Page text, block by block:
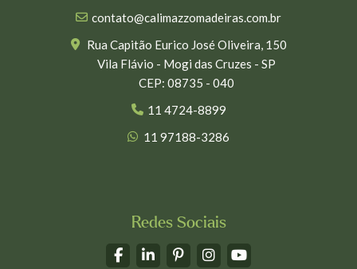
contato@calimazzomadeiras.com.br
Rua Capitão Eurico José Oliveira, 150
Vila Flávio - Mogi das Cruzes - SP
CEP: 08735 - 040
11 4724-8899
11 97188-3286
Redes Sociais